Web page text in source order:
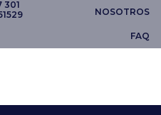
301
NOSOTROS
FAQ